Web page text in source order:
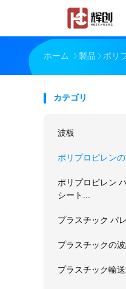
ホーム 製品 ポリ
カテゴリ
波板
ポリプロピレン
ポリプロピレン
シート...
プラスチック パ
プラスチックの
プラスチック輸